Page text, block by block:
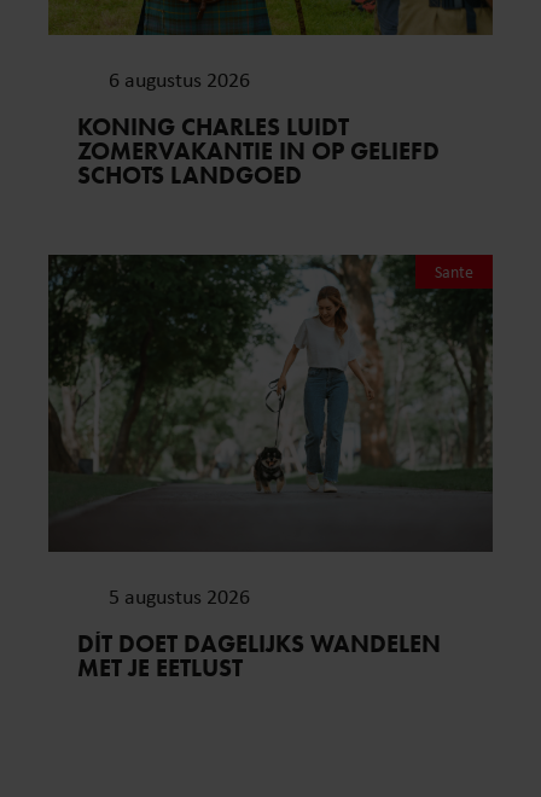
6 augustus 2026
KONING CHARLES LUIDT
ZOMERVAKANTIE IN OP GELIEFD
SCHOTS LANDGOED
Sante
5 augustus 2026
DÍT DOET DAGELIJKS WANDELEN
MET JE EETLUST